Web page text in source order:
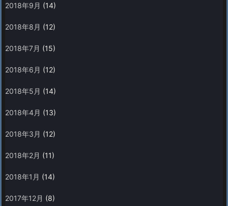
2018年9月 (14)
2018年8月 (12)
2018年7月 (15)
2018年6月 (12)
2018年5月 (14)
2018年4月 (13)
2018年3月 (12)
2018年2月 (11)
2018年1月 (14)
2017年12月 (8)